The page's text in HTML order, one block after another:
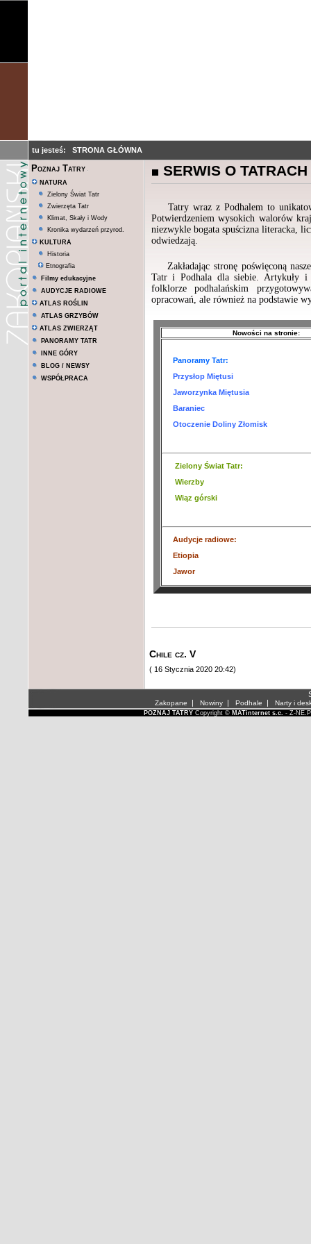
tu jesteś: STRONA GŁÓWNA
Poznaj Tatry
NATURA
Zielony Świat Tatr
Zwierzęta Tatr
Klimat, Skały i Wody
Kronika wydarzeń przyrod.
KULTURA
Historia
Etnografia
Filmy edukacyjne
AUDYCJE RADIOWE
ATLAS ROŚLIN
ATLAS GRZYBÓW
ATLAS ZWIERZĄT
PANORAMY TATR
INNE GÓRY
BLOG / NEWSY
WSPÓŁPRACA
SERWIS O
Tatry wraz z Podhalem to
Potwierdzeniem wysokich walorów
niezwykle bogata spuścizna literacka,
odwiedzają.
Zakładając stronę poświęconą
Tatr i Podhala dla siebie. Artykuły i
folklorze podhalańskim
opracowań, ale również na podstawie
Nowości na stronie:
Panoramy Tatr:
Przysłop Miętusi
Jaworzynka Miętusia
Baraniec
Otoczenie Doliny Złomisk
Zielony Świat Tatr:
Wierzby
Wiąz górski
Audycje radiowe:
Etiopia
Jawor
Chile cz. V
( 16 Stycznia 2020 20:42)
Zakopane | Nowiny| Podhale | Narty i
POZNAJ TATRYCopyright © MATinternet s.c. - Z-